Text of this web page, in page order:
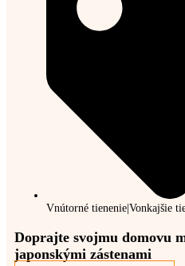
Vnútorné tienenie|Vonkajšie
Doprajte svojmu domovu
japonskými zástenami